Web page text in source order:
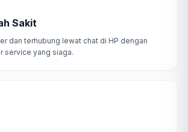
Sakit
dan terhubung lewat chat di HP dengan
service yang siaga.